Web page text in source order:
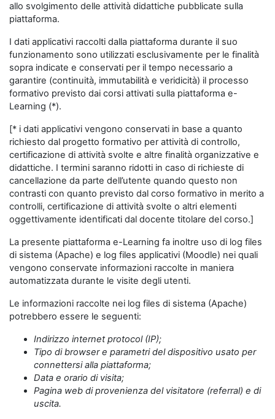
allo svolgimento delle attività didattiche pubblicate sulla
piattaforma.
I dati applicativi raccolti dalla piattaforma durante il suo
funzionamento sono utilizzati esclusivamente per le finalità
sopra indicate e conservati per il tempo necessario a
garantire (continuità, immutabilità e veridicità) il processo
formativo previsto dai corsi attivati sulla piattaforma e-
Learning (*).
[* i dati applicativi vengono conservati in base a quanto
richiesto dal progetto formativo per attività di controllo,
certificazione di attività svolte e altre finalità organizzative e
didattiche. I termini saranno ridotti in caso di richieste di
cancellazione da parte dell’utente quando questo non
contrasti con quanto previsto dal corso formativo in merito a
controlli, certificazione di attività svolte o altri elementi
oggettivamente identificati dal docente titolare del corso.]
La presente piattaforma e-Learning fa inoltre uso di log files
di sistema (Apache) e log files applicativi (Moodle) nei quali
vengono conservate informazioni raccolte in maniera
automatizzata durante le visite degli utenti.
Le informazioni raccolte nei log files di sistema (Apache)
potrebbero essere le seguenti:
Indirizzo internet protocol (IP);
Tipo di browser e parametri del dispositivo usato per
connettersi alla piattaforma;
Data e orario di visita;
Pagina web di provenienza del visitatore (referral) e di
uscita.